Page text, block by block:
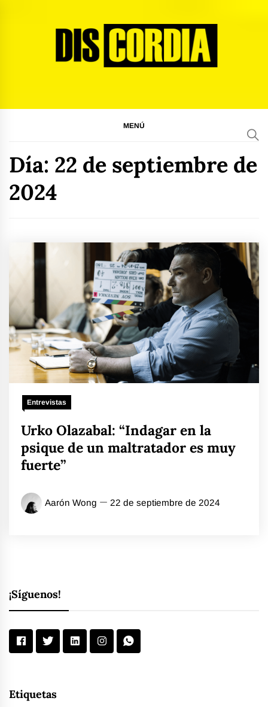
MENÚ
Día: 22 de septiembre de
2024
Entrevistas
Urko Olazabal: “Indagar en la
psique de un maltratador es muy
fuerte”
Aarón Wong 22 de septiembre de 2024
¡Síguenos!
Etiquetas